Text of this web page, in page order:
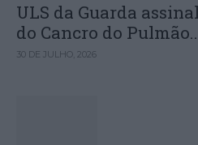
ULS da Guarda
do Cancro do
30 DE JULHO, 2026